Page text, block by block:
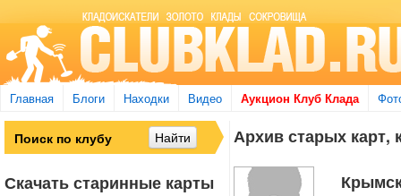
Главная Блоги Находки Видео Аукцион Клуб Клада
Архив старых карт,
Скачать старинные карты